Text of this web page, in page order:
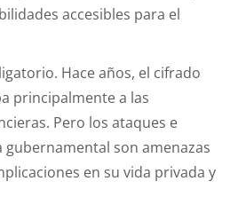
accesibles para el
Hace años, el cifrado
principalmente a las
Pero los ataques e
gubernamental son amenazas
en su vida privada y